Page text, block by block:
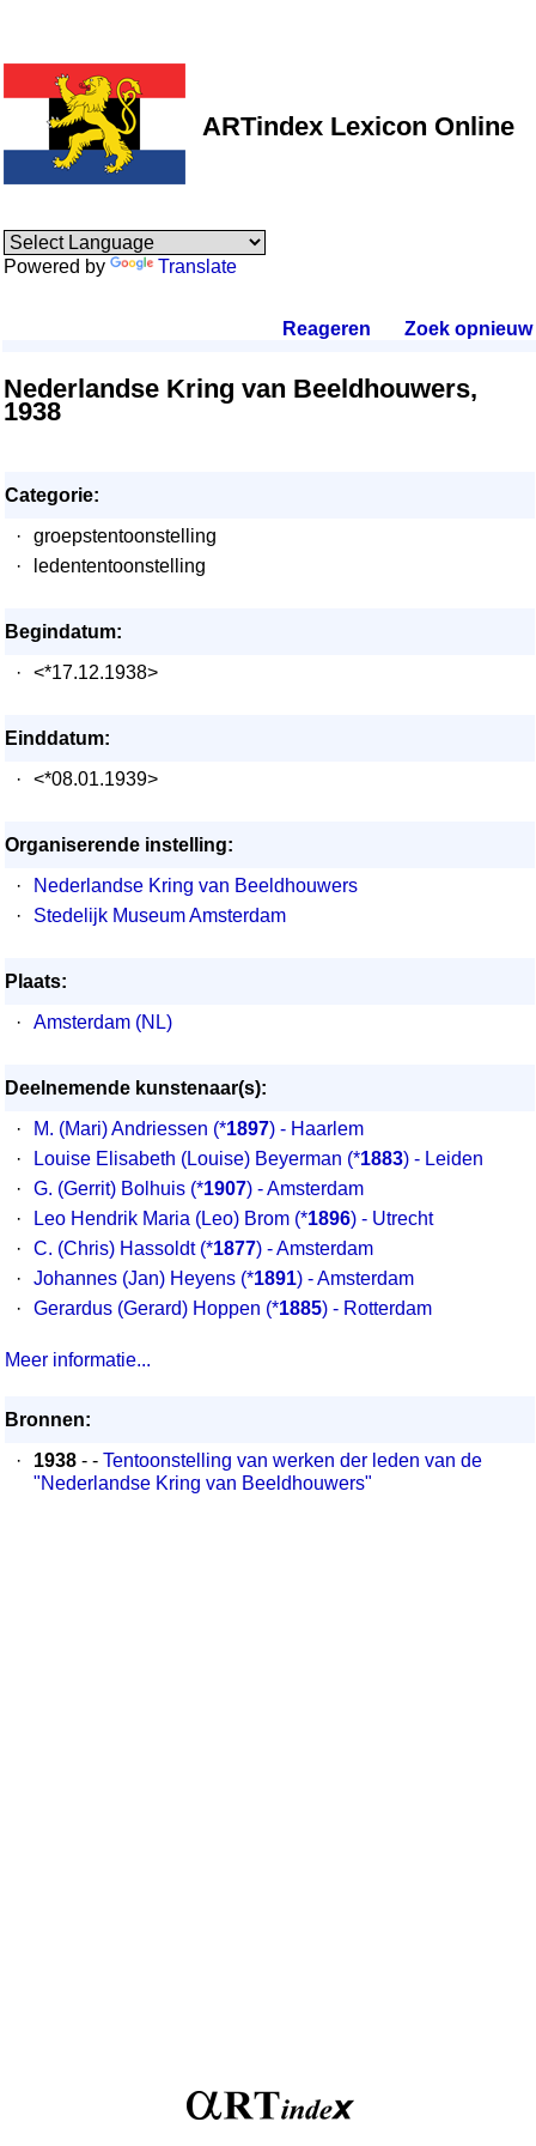
ARTindex Lexicon Online
Powered by Translate
Reageren Zoek opnieuw.
Nederlandse Kring van Beeldhouwers,
1938
Categorie:
·
groepstentoonstelling
·
ledententoonstelling
Begindatum:
·
<*17.12.1938>
Einddatum:
·
<*08.01.1939>
Organiserende instelling:
·
Nederlandse Kring van Beeldhouwers
·
Stedelijk Museum Amsterdam
Plaats:
·
Amsterdam (NL)
Deelnemende kunstenaar(s):
·
M. (Mari) Andriessen (*1897) - Haarlem
·
Louise Elisabeth (Louise) Beyerman (*1883) - Leiden
·
G. (Gerrit) Bolhuis (*1907) - Amsterdam
·
Leo Hendrik Maria (Leo) Brom (*1896) - Utrecht
·
C. (Chris) Hassoldt (*1877) - Amsterdam
·
Johannes (Jan) Heyens (*1891) - Amsterdam
·
Gerardus (Gerard) Hoppen (*1885) - Rotterdam
Meer informatie...
Bronnen:
·
1938 - - Tentoonstelling van werken der leden van de
"Nederlandse Kring van Beeldhouwers"